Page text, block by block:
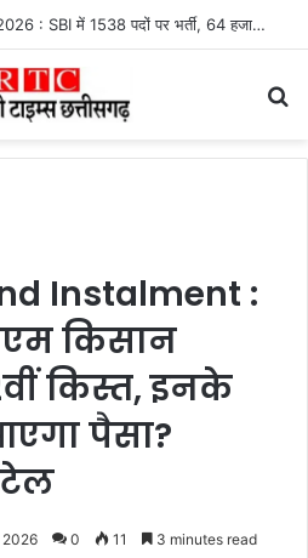
SBI Clerk Recruitment 2026 : SBI में 1538 पदों पर भर्ती, 64 हजार रुपये तक सैलरी, इस तारीख तक करें आवेदन
Instalment :
किसान
किस्त, इनके
पैसा?
2026 0 11 3 minutes read